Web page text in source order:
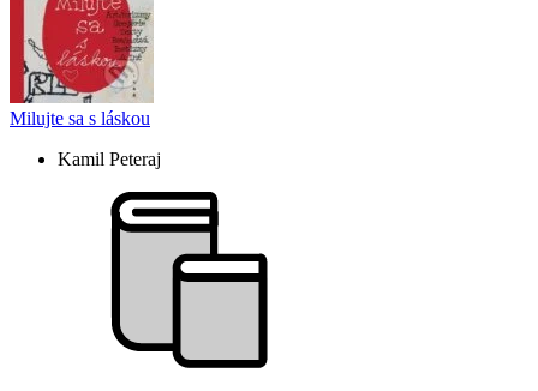
Milujte sa s láskou
Kamil Peteraj